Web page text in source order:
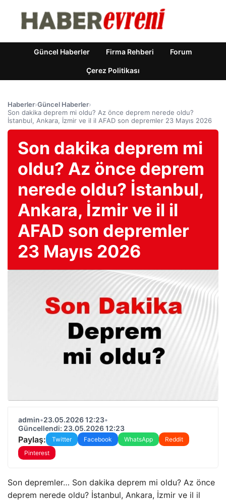
Güncel Haberler Firma Rehberi Forum
Çerez Politikası
Haberler›Güncel Haberler›
Son dakika deprem mi oldu? Az önce deprem nerede oldu?
İstanbul, Ankara, İzmir ve il il AFAD son depremler 23 Mayıs 2026
Son dakika deprem mi
oldu? Az önce deprem
nerede oldu? İstanbul,
Ankara, İzmir ve il il
AFAD son depremler
23 Mayıs 2026
admin•23.05.2026 12:23•
Güncellendi: 23.05.2026 12:23
Paylaş: Twitter Facebook WhatsApp
Reddit
Pinterest
Son depremler… Son dakika deprem mi oldu? Az önce
deprem nerede oldu? İstanbul, Ankara, İzmir ve il il